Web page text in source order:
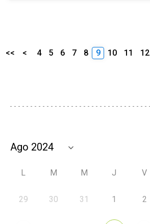
<< < 4 5 6 7 8 9 10 11 12
L M M J V
29 30 31 1 2